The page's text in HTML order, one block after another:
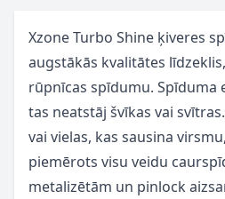
Xzone Turbo Shine ķiveres
augstākās kvalitātes
rūpnīcas spīdumu. Spīduma
tas neatstāj švīkas vai
vai vielas, kas sausina
piemērots visu veidu
metalizētām un pinlock